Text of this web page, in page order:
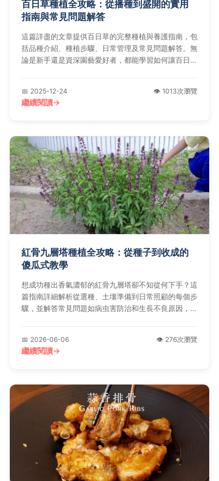
百日草種植全攻略：從播種到盛開的實用
指南與常見問題解答
這篇詳盡的文章提供百日草的完整種植與養護指南，包
括品種介紹、種植步驟、日常管理及常見問題解答。無
論是新手還是資深園藝愛好者，都能學習如何讓百日草
📅 2025-12-24 👁️ 1013次瀏覽
繼續閱讀
紅骨九層塔種植全攻略：從種子到收成的
傻瓜式教學
想成功種出香氣濃郁的紅骨九層塔卻不知從何下手？這
篇指南詳細解析從選種、土壤準備到日常照顧的每個步
驟，並解答常見問題如病虫害防治和生長不良原因，讓
📅 2026-06-06 👁️ 276次瀏覽
繼續閱讀